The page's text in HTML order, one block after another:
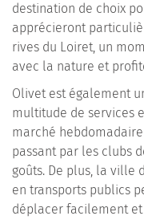
destination de choix
apprécieront
rives du Loiret, un
avec la nature et
Olivet est également
multitude de services
marché
passant par les clubs
goûts. De plus, la ville
en transports publics
déplacer facilement